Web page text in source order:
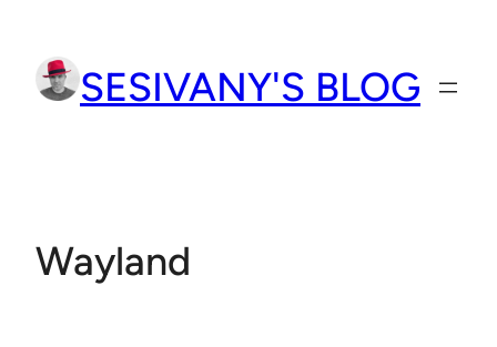
obsah
SESIVANY'S BLOG
Wayland